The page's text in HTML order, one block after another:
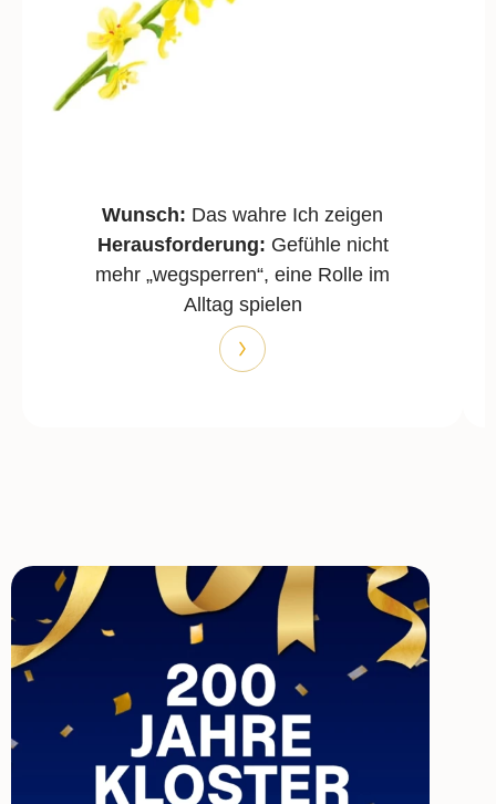
Wunsch: Das wahre Ich zeigen
Herausforderung: Gefühle nicht
mehr „wegsperren“, eine Rolle im
Alltag spielen